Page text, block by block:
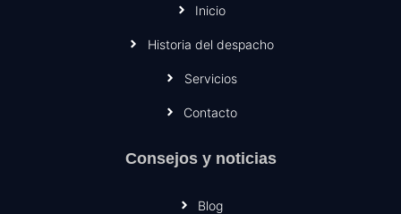
Inicio
Historia del despacho
Servicios
Contacto
Consejos y noticias
Blog